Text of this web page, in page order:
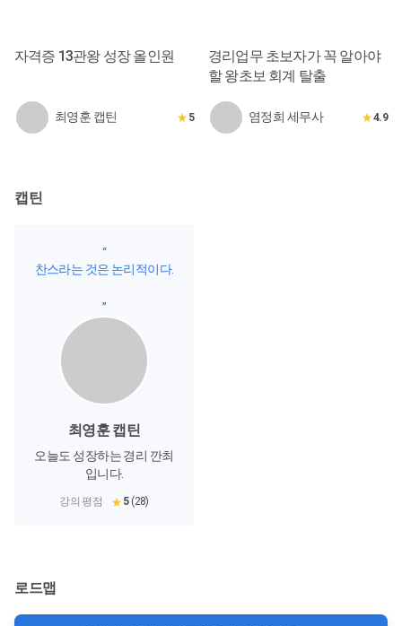
자격증 13관왕 성장 올인원
최영훈 캡틴 5
경리업무 초보자가 꼭 알아야
할 왕초보 회계 탈출
염정희 세무사 4.9
캡틴
“
찬스라는 것은 논리적이다.
”
최영훈 캡틴
오늘도 성장하는 경리 깐최
입니다.
강의 평점 5 (28)
로드맵